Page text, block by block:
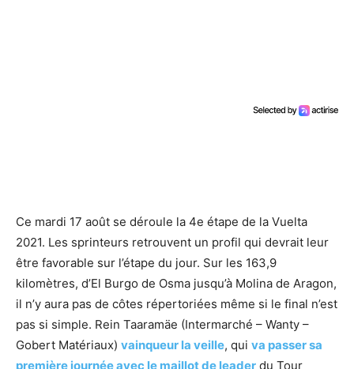
Ce mardi 17 août se déroule la 4e étape de la Vuelta
2021. Les sprinteurs retrouvent un profil qui devrait leur
être favorable sur l’étape du jour. Sur les 163,9
kilomètres, d’El Burgo de Osma jusqu’à Molina de Aragon,
il n’y aura pas de côtes répertoriées même si le final n’est
pas si simple. Rein Taaramäe (Intermarché – Wanty –
Gobert Matériaux) vainqueur la veille, qui va passer sa
première journée avec le maillot de leader du Tour